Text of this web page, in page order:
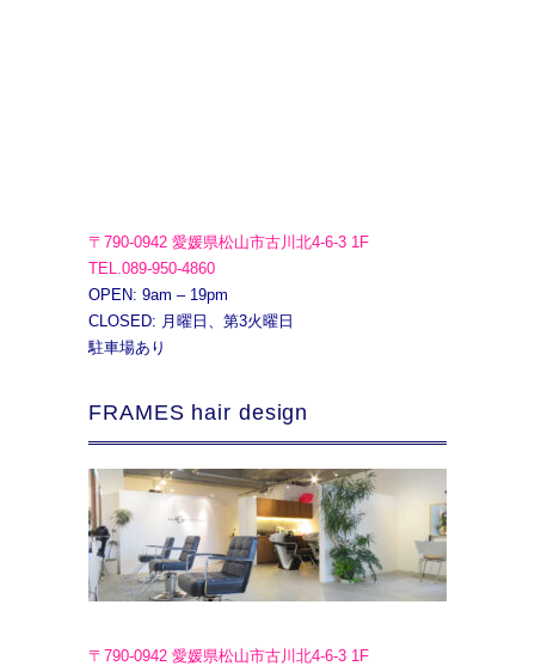
〒790-0942 愛媛県松山市古川北4-6-3 1F
TEL.089-950-4860
OPEN: 9am – 19pm
CLOSED: 月曜日、第3火曜日
駐車場あり
FRAMES hair design
〒790-0942 愛媛県松山市古川北4-6-3 1F